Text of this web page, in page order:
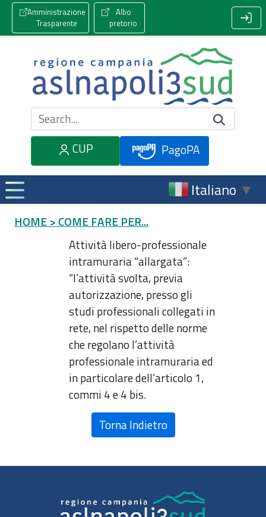
Amministrazione
Trasparente
Albo
pretorio
Cerca nel sito
CUP
PagoPA
Italiano ▼
HOME > COME FARE PER...
Attività libero-professionale
intramuraria “allargata”:
“l’attività svolta, previa
autorizzazione, presso gli
studi professionali collegati in
rete, nel rispetto delle norme
che regolano l’attività
professionale intramuraria ed
in particolare dell’articolo 1,
commi 4 e 4 bis.
Torna Indietro